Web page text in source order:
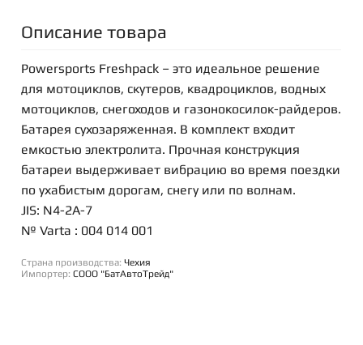
Описание товара
Powersports Freshpack – это идеальное решение
для мотоциклов, скутеров, квадроциклов, водных
мотоциклов, снегоходов и газонокосилок-райдеров.
Батарея сухозаряженная. В комплект входит
емкостью электролита. Прочная конструкция
батареи выдерживает вибрацию во время поездки
по ухабистым дорогам, снегу или по волнам.
JIS: N4-2A-7
№ Varta : 004 014 001
Страна производства:Чехия
Импортер:СООО "БатАвтоТрейд"